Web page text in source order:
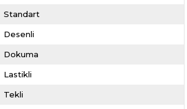
Standart
Desenli
Dokuma
Lastikli
Tekli